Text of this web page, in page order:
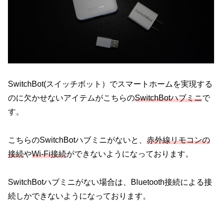
SwitchBot(スイッチボット）でスマートホームを実現する
のに欠かせないアイテムがこちらのSwitchBotハブミニで
す。
こちらのSwitchBotハブミニがないと、 赤外線リモコンの
接続やWi-Fi接続ができないようになっております。
SwitchBotハブミニがない場合は、Bluetooth接続による接
続しかできないようになっております。